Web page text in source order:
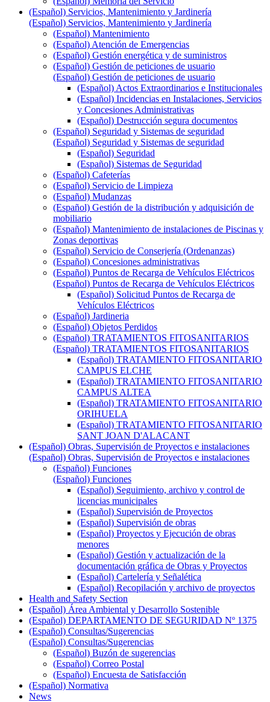
(Español) Servicios, Mantenimiento y Jardinería
(Español) Servicios, Mantenimiento y Jardinería
(Español) Mantenimiento
(Español) Atención de Emergencias
(Español) Gestión energética y de suministros
(Español) Gestión de peticiones de usuario
(Español) Gestión de peticiones de usuario
(Español) Actos Extraordinarios e Institucionales
(Español) Incidencias en Instalaciones, Servicios
y Concesiones Administrativas
(Español) Destrucción segura documentos
(Español) Seguridad y Sistemas de seguridad
(Español) Seguridad y Sistemas de seguridad
(Español) Seguridad
(Español) Sistemas de Seguridad
(Español) Cafeterías
(Español) Servicio de Limpieza
(Español) Mudanzas
(Español) Gestión de la distribución y adquisición de
mobiliario
(Español) Mantenimiento de instalaciones de Piscinas y
Zonas deportivas
(Español) Servicio de Conserjería (Ordenanzas)
(Español) Concesiones administrativas
(Español) Puntos de Recarga de Vehículos Eléctricos
(Español) Puntos de Recarga de Vehículos Eléctricos
(Español) Solicitud Puntos de Recarga de
Vehículos Eléctricos
(Español) Jardineria
(Español) Objetos Perdidos
(Español) TRATAMIENTOS FITOSANITARIOS
(Español) TRATAMIENTOS FITOSANITARIOS
(Español) TRATAMIENTO FITOSANITARIO
CAMPUS ELCHE
(Español) TRATAMIENTO FITOSANITARIO
CAMPUS ALTEA
(Español) TRATAMIENTO FITOSANITARIO
ORIHUELA
(Español) TRATAMIENTO FITOSANITARIO
SANT JOAN D'ALACANT
(Español) Obras, Supervisión de Proyectos e instalaciones
(Español) Obras, Supervisión de Proyectos e instalaciones
(Español) Funciones
(Español) Funciones
(Español) Seguimiento, archivo y control de
licencias municipales
(Español) Supervisión de Proyectos
(Español) Supervisión de obras
(Español) Proyectos y Ejecución de obras
menores
(Español) Gestión y actualización de la
documentación gráfica de Obras y Proyectos
(Español) Cartelería y Señalética
(Español) Recopilación y archivo de proyectos
Health and Safety Section
(Español) Área Ambiental y Desarrollo Sostenible
(Español) DEPARTAMENTO DE SEGURIDAD Nº 1375
(Español) Consultas/Sugerencias
(Español) Consultas/Sugerencias
(Español) Buzón de sugerencias
(Español) Correo Postal
(Español) Encuesta de Satisfacción
(Español) Normativa
News